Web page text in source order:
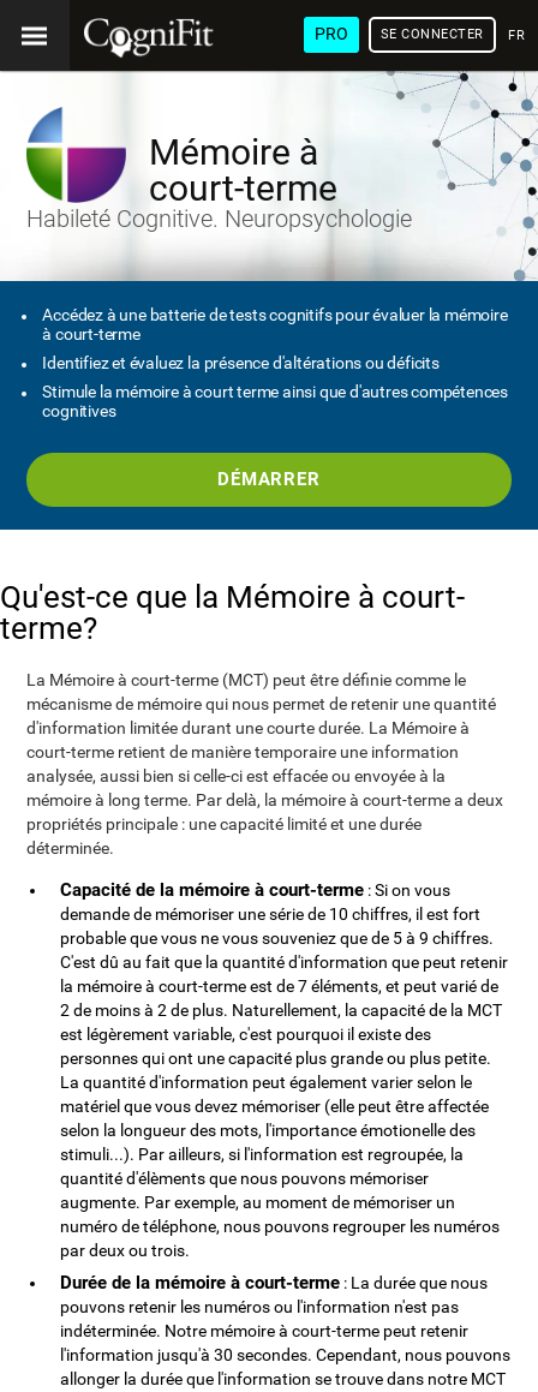
PRO SE CONNECTER
Mémoire à
court-terme
Habileté Cognitive. Neuropsychologie
Accédez à une batterie de tests cognitifs pour évaluer la mémoire
à court-terme
Identifiez et évaluez la présence d'altérations ou déficits
Stimule la mémoire à court terme ainsi que d'autres compétences
cognitives
DÉMARRER
Qu'est-ce que la Mémoire à court-
terme?
La Mémoire à court-terme (MCT) peut être définie comme le
mécanisme de mémoire qui nous permet de retenir une quantité
d'information limitée durant une courte durée. La Mémoire à
court-terme retient de manière temporaire une information
analysée, aussi bien si celle-ci est effacée ou envoyée à la
mémoire à long terme. Par delà, la mémoire à court-terme a deux
propriétés principale : une capacité limité et une durée
déterminée.
Capacité de la mémoire à court-terme : Si on vous
demande de mémoriser une série de 10 chiffres, il est fort
probable que vous ne vous souveniez que de 5 à 9 chiffres.
C'est dû au fait que la quantité d'information que peut retenir
la mémoire à court-terme est de 7 éléments, et peut varié de
2 de moins à 2 de plus. Naturellement, la capacité de la MCT
est légèrement variable, c'est pourquoi il existe des
personnes qui ont une capacité plus grande ou plus petite.
La quantité d'information peut également varier selon le
matériel que vous devez mémoriser (elle peut être affectée
selon la longueur des mots, l'importance émotionelle des
stimuli...). Par ailleurs, si l'information est regroupée, la
quantité d'élèments que nous pouvons mémoriser
augmente. Par exemple, au moment de mémoriser un
numéro de téléphone, nous pouvons regrouper les numéros
par deux ou trois.
Durée de la mémoire à court-terme : La durée que nous
pouvons retenir les numéros ou l'information n'est pas
indéterminée. Notre mémoire à court-terme peut retenir
l'information jusqu'à 30 secondes. Cependant, nous pouvons
allonger la durée que l'information se trouve dans notre MCT